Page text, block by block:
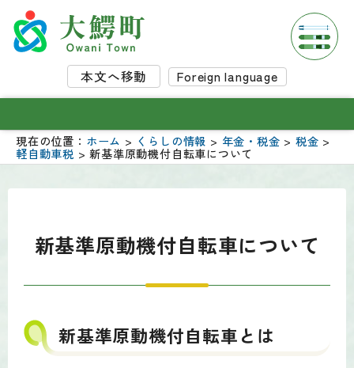
本文へ移動 Foreign language
現在の位置： ホーム > くらしの情報 > 年金・税金 > 税金 >
軽自動車税 > 新基準原動機付自転車について
新基準原動機付自転車について
新基準原動機付自転車とは